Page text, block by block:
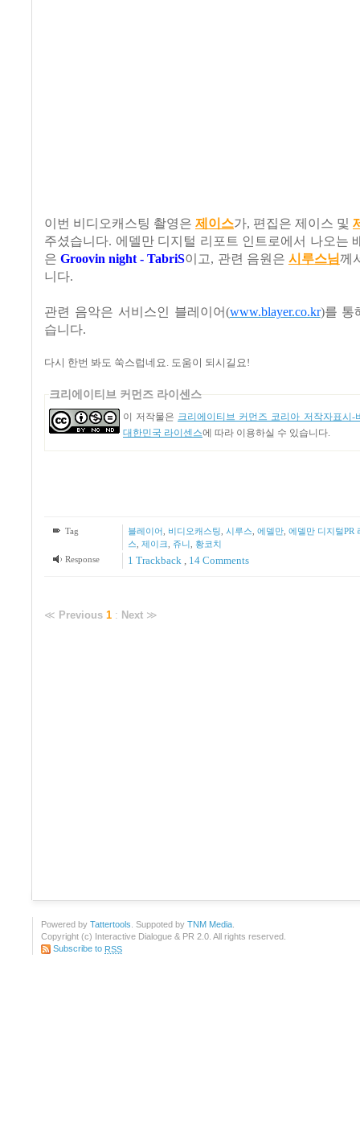
이번 비디오캐스팅 촬영은 제이스가, 편집은 제이스 및
주셨습니다. 에델만 디지털 리포트 인트로에서 나오는
은 Groovin night - TabriS이고, 관련 음원은 시 루스님께
니다.
관련 음악은 서비스인 블레이어(www.blayer.co.kr)를 통
습니다.
다시 한번 봐도 쑥스럽네요. 도움이 되시길요!
크리에이티브 커먼즈 라이센스
이 저작물은 크리에이티브 커먼즈 코리아 저작자표시-
대한민국 라이센스에 따라 이용하실 수 있습니다.
Tag 블레이어 비디오캐스팅 시루스 에델만, 에델만 디지털PR
스 제이크 쥬니 황코치
Response
1 Trackback , 14Comments
≪ Previous 1 : Next ≫
Powered by Tattertools . Suppoted by TNM Media
Copyright (c) Interactive Dialogue & PR 2.0. All rights reserved.
Subscribe to RSS